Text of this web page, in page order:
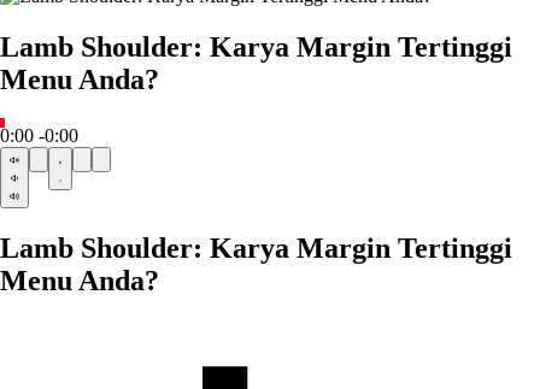
Lamb Shoulder: Karya Margin Tertinggi
Menu Anda?
0:00 -0:00
Lamb Shoulder: Karya Margin Tertinggi
Menu Anda?